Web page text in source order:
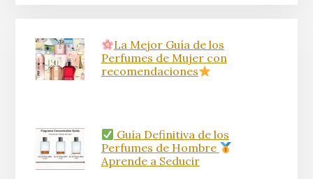
La Mejor Guía de los
Perfumes de Mujer con
recomendaciones
Guía Definitiva de los
Perfumes de Hombre
Aprende a Seducir